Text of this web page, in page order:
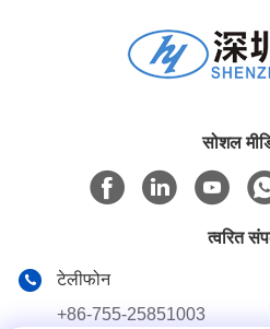
सोशल
त्वरित
टेलीफोन
+86-755-25851003